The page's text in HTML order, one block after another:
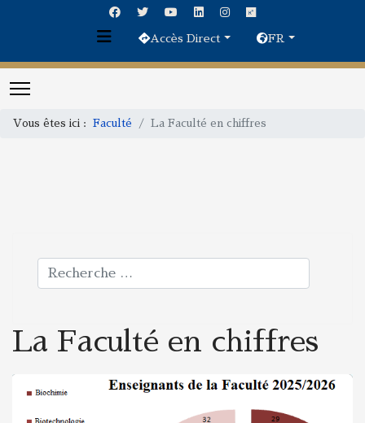
Accès Direct FR
Vous êtes ici : Faculté La Faculté en chiffres
Rechercher
La Faculté en chiffres